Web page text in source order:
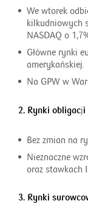
We wtorek
kilkudniowych
NASDAQ o
Główne rynki
amerykańskiej.
Na GPW w
2. Rynki obligacji
Bez zmian na
Nieznaczne
oraz stawkach
3. Rynki